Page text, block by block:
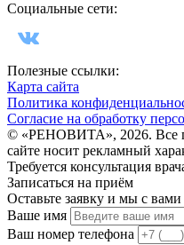
Социальные сети:
Полезные ссылки:
Карта сайта
Политика
Согласие на обработку
© «РЕНОВИТА», 2026. Все
сайте носит рекламный
Требуется консультация
Записаться на приём
Оставьте заявку и мы с
Ваше имя
Ваш номер телефона